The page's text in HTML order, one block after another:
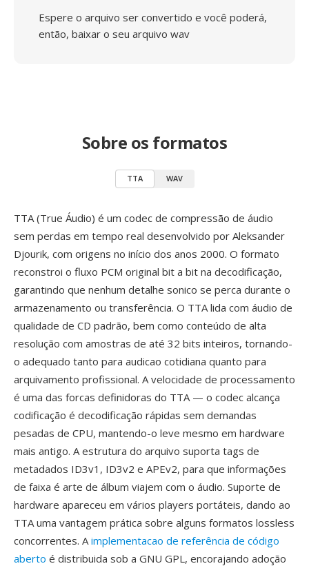
Espere o arquivo ser convertido e você poderá,
então, baixar o seu arquivo wav
Sobre os formatos
TTA WAV
TTA (True Áudio) é um codec de compressão de áudio
sem perdas em tempo real desenvolvido por Aleksander
Djourik, com origens no início dos anos 2000. O formato
reconstroi o fluxo PCM original bit a bit na decodificação,
garantindo que nenhum detalhe sonico se perca durante o
armazenamento ou transferência. O TTA lida com áudio de
qualidade de CD padrão, bem como conteúdo de alta
resolução com amostras de até 32 bits inteiros, tornando-
o adequado tanto para audicao cotidiana quanto para
arquivamento profissional. A velocidade de processamento
é uma das forcas definidoras do TTA — o codec alcança
codificação é decodificação rápidas sem demandas
pesadas de CPU, mantendo-o leve mesmo em hardware
mais antigo. A estrutura do arquivo suporta tags de
metadados ID3v1, ID3v2 e APEv2, para que informações
de faixa é arte de álbum viajem com o áudio. Suporte de
hardware apareceu em vários players portáteis, dando ao
TTA uma vantagem prática sobre alguns formatos lossless
concorrentes. Aimplementacao de referência de código
aberto é distribuida sob a GNU GPL, encorajando adoção